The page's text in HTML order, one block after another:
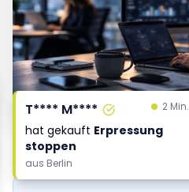
T**** M**** 2 Min.
hat gekauft Erpressung
stoppen
aus Berlin
T**** M**** 2 Min.
hat gekauft Erpressung
stoppen
aus Berlin